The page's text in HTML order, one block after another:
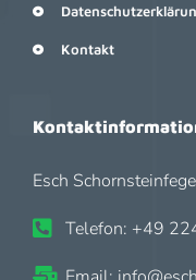
Kontakt
Esch
Telefon: +49